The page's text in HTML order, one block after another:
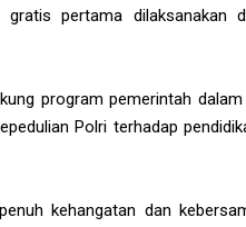
pertama dilaksanakan
program pemerintah
Polri terhadap
kehangatan dan